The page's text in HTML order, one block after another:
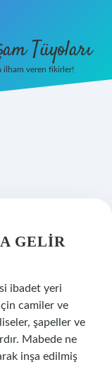
Tüyoları
ilham veren fikirler!
GELIR
ibadet yeri
camiler ve
şapeller ve
Mabede ne
inşa edilmiş